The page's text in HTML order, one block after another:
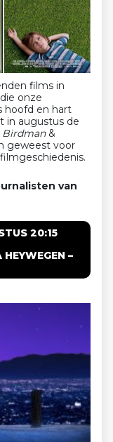
films in
onze
hoofd en hart
in augustus de
Birdman&
geweest voor
van
20:15
–